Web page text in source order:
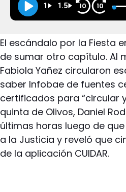
1 1.5 10 10
El escándalo por la Fiesta
de sumar otro capítulo. Al
Fabiola Yañez circularon
saber Infobae de fuentes
certificados para “circular
quinta de Olivos, Daniel
últimas horas luego de
a la Justicia y reveló que
de la aplicación CUIDAR.